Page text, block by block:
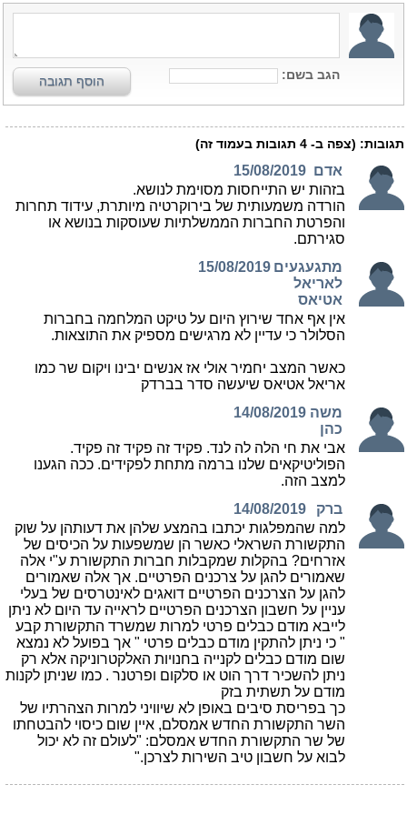
הגב בשם: הוסף תגובה
תגובות: (צפה ב- 4 תגובות בעמוד זה)
אדם 15/08/2019
בזהות יש התייחסות מסוימת לנושא.
הורדה משמעותית של בירוקרטיה מיותרת, עידוד תחרות
והפרטת החברות הממשלתיות שעוסקות בנושא או
סגירתם.
מתגעגעים
לאריאל
אטיאס
15/08/2019
אין אף אחד שירוץ היום על טיקט המלחמה בחברות
הסלולר כי עדיין לא מרגישים מספיק את התוצאות.
כאשר המצב יחמיר אולי אז אנשים יבינו ויקום שר כמו
אריאל אטיאס שיעשה סדר בברדק
משה
כהן
14/08/2019
אבי את חי הלה לה לנד. פקיד זה פקיד זה פקיד.
הפוליטיקאים שלנו ברמה מתחת לפקידים. ככה הגענו
למצב הזה.
ברק
14/08/2019
למה שהמפלגות יכתבו בהמצע שלהן את דעותהן על שוק
התקשורת השראלי כאשר הן שמשפעות על הכיסים של
אזרחים? בהקלות שמקבלות חברות התקשורת ע"י אלה
שאמורים להגן על צרכנים הפרטיים. אך אלה שאמורים
להגן על הצרכנים הפרטיים דואגים לאינטרסים של בעלי
עניין על חשבון הצרכנים הפרטיים לראייה עד היום לא ניתן
לייבא מודם כבלים פרטי למרות שמשרד התקשורת קבע
" כי ניתן להתקין מודם כבלים פרטי " אך בפועל לא נמצא
שום מודם כבלים לקנייה בחנויות האלקטרוניקה אלא רק
ניתן להשכיר דרך הוט או סלקום ופרטנר . כמו שניתן לקנות
מודם על תשתית בזק
כך בפריסת סיבים באופן לא שיוויני למרות הצהרתיו של
השר התקשורת החדש אמסלם, איין שום כיסוי להבטחתו
של שר התקשורת החדש אמסלם: "לעולם זה לא יכול
לבוא על חשבון טיב השירות לצרכן."